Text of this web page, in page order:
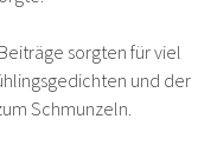
sorgten für viel
und der
Schmunzeln.